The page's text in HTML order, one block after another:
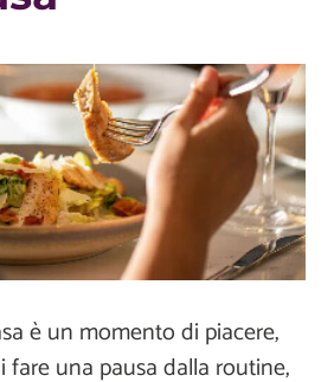
è un momento di piacere,
una pausa dalla routine,